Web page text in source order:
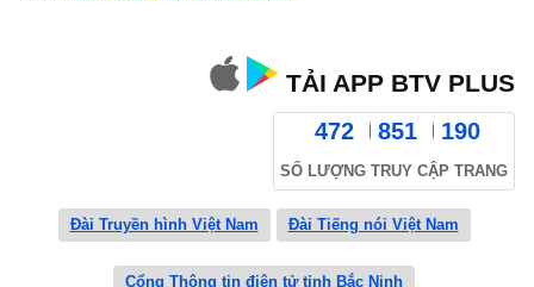
TẢI APP BTV PLUS
472 851 190
SỐ LƯỢNG TRUY CẬP TRANG
Đài Truyền hình Việt Nam Đài Tiếng nói Việt Nam
Cổng Thông tin điện tử tỉnh Bắc Ninh